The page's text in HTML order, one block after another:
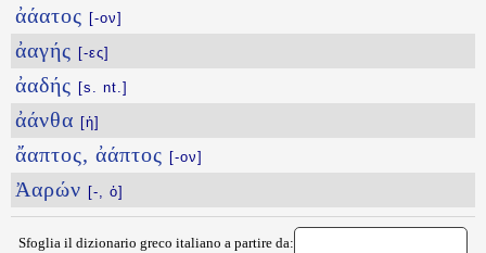
ἀάατος [-ον]
ἀαγής [-ες]
ἀαδής [s. nt.]
ἀάνθα [ἡ]
ἄαπτος, ἀάπτος [-ον]
Ἀαρών [-, ὁ]
Sfoglia il dizionario greco italiano a partire da: